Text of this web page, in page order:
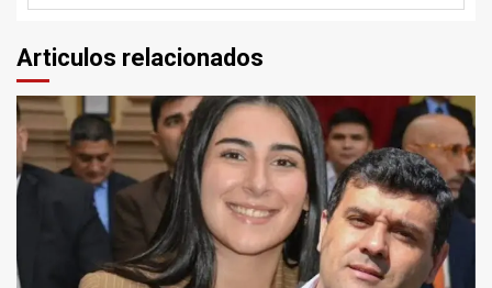
Articulos relacionados